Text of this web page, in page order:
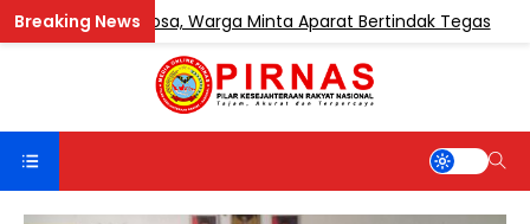
Teluk Sentosa, Warga Minta Aparat Bertindak Tegas